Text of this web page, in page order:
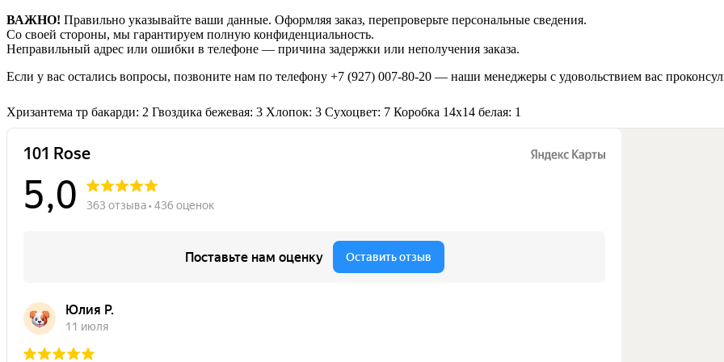
ВАЖНО! Правильно указывайте ваши данные. Оформляя заказ, перепроверьте персональные сведения.
Со своей стороны, мы гарантируем полную конфиденциальность.
Неправильный адрес или ошибки в телефоне — причина задержки или неполучения заказа.
Если у вас остались вопросы, позвоните нам по телефону +7 (927) 007-80-20 — наши менеджеры с удовольствием вас
Хризантема тр бакарди: 2 Гвоздика бежевая: 3 Хлопок: 3 Сухоцвет: 7 Коробка 14х14 белая: 1